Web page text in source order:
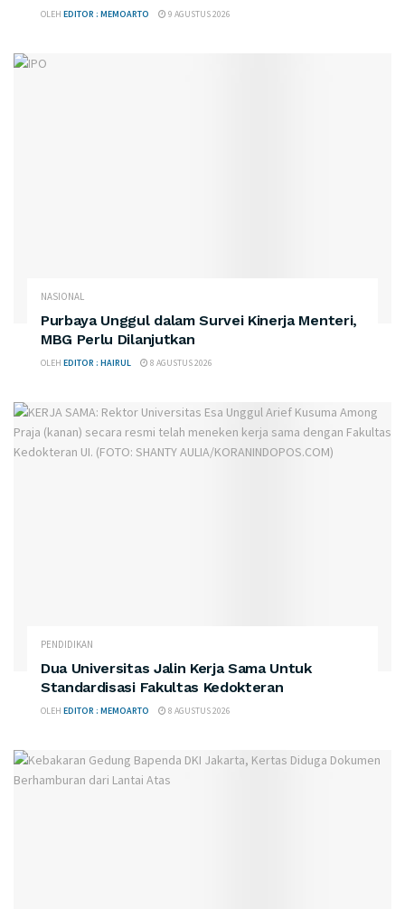
OLEH EDITOR : MEMOARTO 9 AGUSTUS 2026
NASIONAL
Purbaya Unggul dalam Survei Kinerja Menteri,
MBG Perlu Dilanjutkan
OLEH EDITOR : HAIRUL 8 AGUSTUS 2026
PENDIDIKAN
Dua Universitas Jalin Kerja Sama Untuk
Standardisasi Fakultas Kedokteran
OLEH EDITOR : MEMOARTO 8 AGUSTUS 2026